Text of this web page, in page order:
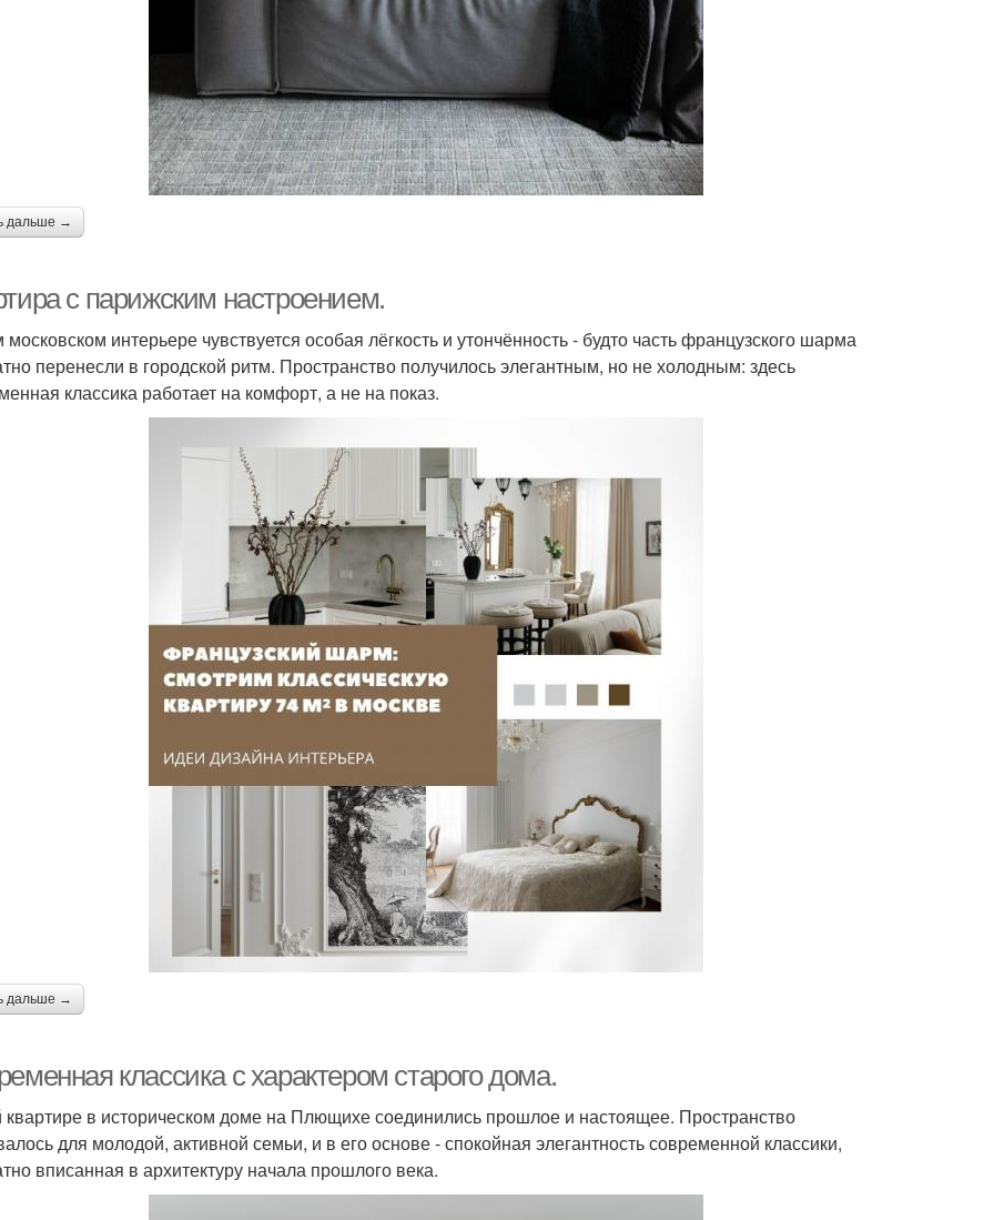
дальше →
с парижским настроением.
московском интерьере чувствуется особая лёгкость и утончённость - будто часть французского шарма
перенесли в городской ритм. Пространство получилось элегантным, но не холодным: здесь
классика работает на комфорт, а не на показ.
дальше →
классика с характером старого дома.
квартире в историческом доме на Плющихе соединились прошлое и настоящее. Пространство
для молодой, активной семьи, и в его основе - спокойная элегантность современной классики,
вписанная в архитектуру начала прошлого века.